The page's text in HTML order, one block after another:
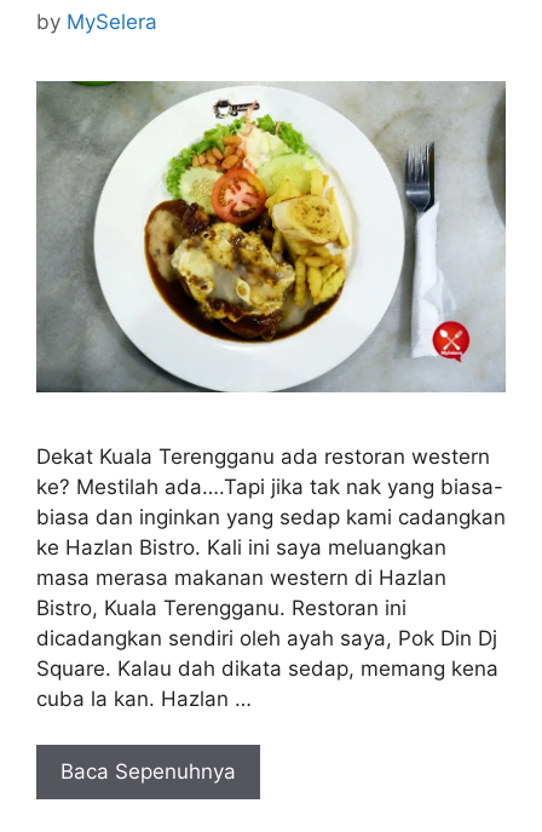
by MySelera
Dekat Kuala Terengganu ada restoran western
ke? Mestilah ada….Tapi jika tak nak yang biasa-
biasa dan inginkan yang sedap kami cadangkan
ke Hazlan Bistro. Kali ini saya meluangkan
masa merasa makanan western di Hazlan
Bistro, Kuala Terengganu. Restoran ini
dicadangkan sendiri oleh ayah saya, Pok Din Dj
Square. Kalau dah dikata sedap, memang kena
cuba la kan. Hazlan …
Baca Sepenuhnya